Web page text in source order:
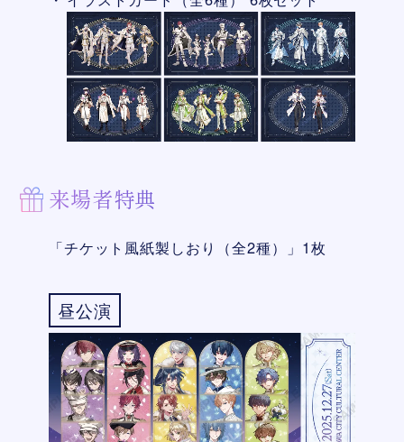
来場者特典
「チケット風紙製しおり（全2種）」1枚
昼公演